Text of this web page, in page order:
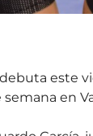
este
en